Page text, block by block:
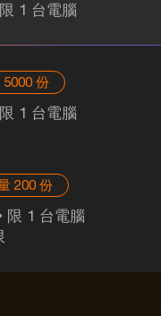
1 台電腦
5000 份
1 台電腦
200 份
限 1 台電腦